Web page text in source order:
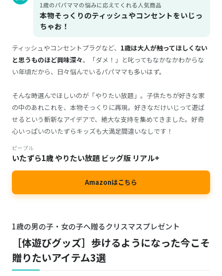
1歳のパパママの悩みに応えてくれる人気商品
本物そっくりのティッシュやコンセントをいじっ
ちゃお！
ティッシュやコンセントプラグなど、 1歳は大人が触ってほしくない
と思うものほど興味深々。「ダメ！」と叱ってもなかなかわからな
い年頃だから、日々悩んでいるパパママも多いはず。
そんな時選んでほしいのが「やりたい放題」。子供たちが好きな家
の中のあれこれを、本物そっくりに再現。好きなだけいじって遊ば
せるという斬新なアイデアで、絶大な支持を集めてきました。好奇
心いっぱいのいたずらキッズも大満足間違いなしです！
ピープル
いたずら1歳 やりたい放題 ビッグ版 リアル+
Amazonはこちら
1歳の男の子・女の子へ贈るクリスマスプレゼント
［体遊びグッズ］歩けるようになった今こそ
贈りたいアイテム3選